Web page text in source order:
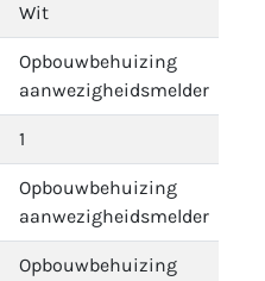
Wit
Opbouwbehuizing
aanwezigheidsmelder
1
Opbouwbehuizing
aanwezigheidsmelder
Opbouwbehuizing